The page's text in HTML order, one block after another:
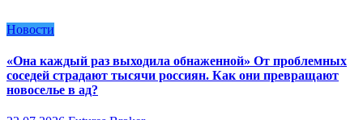
Новости
«Она каждый раз выходила обнаженной» От проблемных
соседей страдают тысячи россиян. Как они превращают
новоселье в ад?